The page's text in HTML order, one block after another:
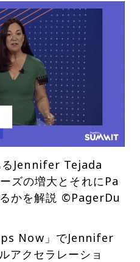
Jennifer Tejada
ズの増大とそれにPa
かを解説 ©PagerDu
Now」でJennifer
アクセラレーショ